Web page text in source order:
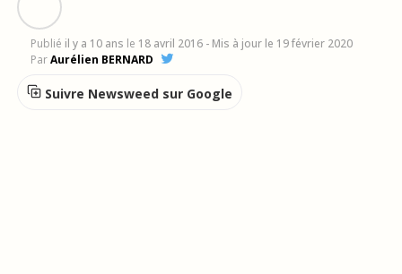
Publié il y a 10 ans le 18 avril 2016 - Mis à jour le 19 février 2020
ParAurélien BERNARD
Suivre Newsweed sur Google